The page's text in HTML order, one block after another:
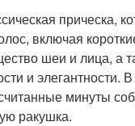
прическа,
включая
шеи и лица, а
и элегантности.
минуты
ракушка.